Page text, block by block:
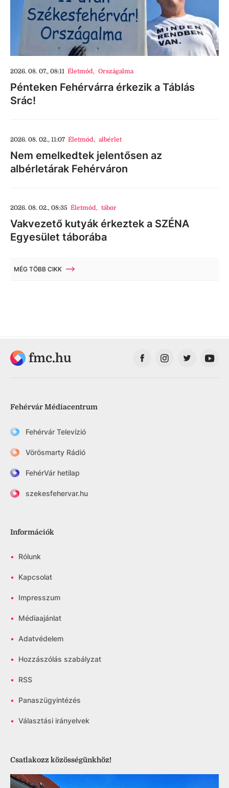
2026. 08. 07., 08:11 Életmód, Országalma
Pénteken Fehérvárra érkezik a Táblás
Srác!
2026. 08. 02., 11:07 Életmód, albérlet
Nem emelkedtek jelentősen az
albérletárak Fehérváron
2026. 08. 02., 08:35 Életmód, tábor
Vakvezető kutyák érkeztek a SZÉNA
Egyesület táborába
MÉG TÖBB CIKK
fmc.hu
Fehérvár Médiacentrum
Fehérvár Televízió
Vörösmarty Rádió
FehérVár hetilap
szekesfehervar.hu
Információk
• Rólunk
• Kapcsolat
• Impresszum
• Médiaajánlat
• Adatvédelem
• Hozzászólás szabályzat
• RSS
• Panaszügyintézés
• Választási irányelvek
Csatlakozz közösségünkhöz!